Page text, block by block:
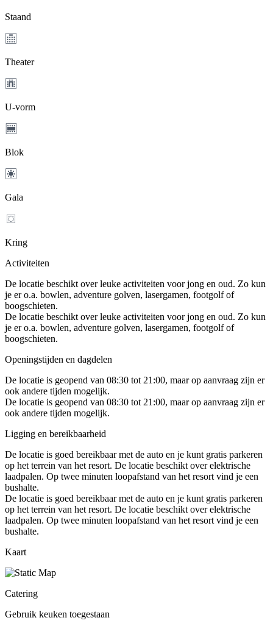
Staand
Theater
U-vorm
Blok
Gala
Kring
Activiteiten
De locatie beschikt over leuke activiteiten voor jong en oud. Zo kun
je er o.a. bowlen, adventure golven, lasergamen, footgolf of
boogschieten.
De locatie beschikt over leuke activiteiten voor jong en oud. Zo kun
je er o.a. bowlen, adventure golven, lasergamen, footgolf of
boogschieten.
Openingstijden en dagdelen
De locatie is geopend van 08:30 tot 21:00, maar op aanvraag zijn er
ook andere tijden mogelijk.
De locatie is geopend van 08:30 tot 21:00, maar op aanvraag zijn er
ook andere tijden mogelijk.
Ligging en bereikbaarheid
De locatie is goed bereikbaar met de auto en je kunt gratis parkeren
op het terrein van het resort. De locatie beschikt over elektrische
laadpalen. Op twee minuten loopafstand van het resort vind je een
bushalte.
De locatie is goed bereikbaar met de auto en je kunt gratis parkeren
op het terrein van het resort. De locatie beschikt over elektrische
laadpalen. Op twee minuten loopafstand van het resort vind je een
bushalte.
Kaart
Catering
Gebruik keuken toegestaan